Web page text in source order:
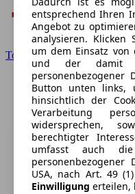
Toyota
entsprechend Ihren
Angebot zu
analysieren.
um dem Einsatz von
und der damit
personenbezogener
Button unten links,
hinsichtlich der
Verarbeitung
widersprechen,
berechtigter
umfasst auch die
USA, nach Art. 49
Einwilligung erteilen,